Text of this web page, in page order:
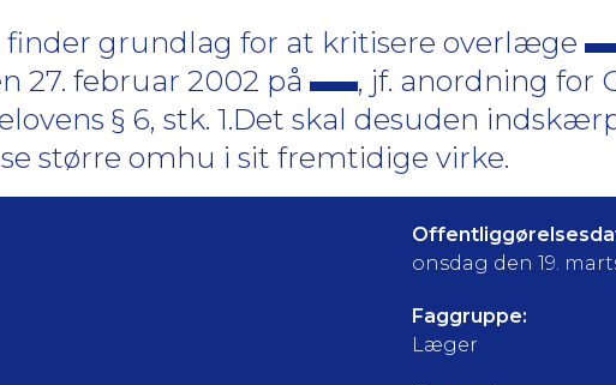
grundlag for at kritisere overlæge
27. februar 2002 på
, jf. anordning for
§ 6, stk. 1.Det skal desuden
større omhu i sit fremtidige virke.
onsdag den 19.
Faggruppe:
Læger